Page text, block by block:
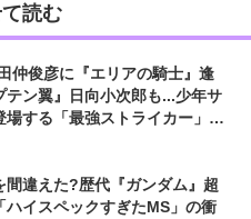
読む
仲俊彦に『エリアの騎士』逢
テン翼』日向小次郎も...少年サ
場する「最強ストライカー」を
間違えた?歴代『ガンダム』超
ハイスペックすぎたMS」の衝